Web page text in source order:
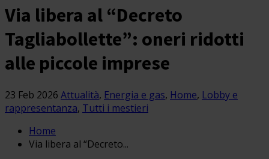
Via libera al “Decreto
Tagliabollette”: oneri ridotti
alle piccole imprese
23 Feb 2026 Attualità, Energia e gas, Home, Lobby e
rappresentanza, Tutti i mestieri
Home
Via libera al “Decreto...